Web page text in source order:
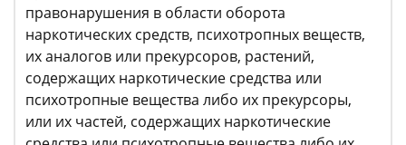
правонарушения в области оборота
наркотических средств, психотропных веществ,
их аналогов или прекурсоров, растений,
содержащих наркотические средства или
психотропные вещества либо их прекурсоры,
или их частей, содержащих наркотические